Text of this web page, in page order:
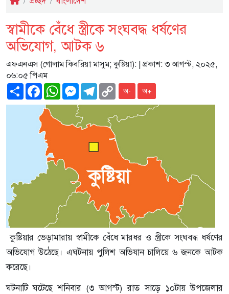
স্বামীকে বেঁধে স্ত্রীকে সংঘবদ্ধ ধর্ষণের
অভিযোগ, আটক ৬
এফএনএস (গোলাম কিবরিয়া মাসুম; কুষ্টিয়া): | প্রকাশ: ৩ আগস্ট, ২০২৫,
০৬:০৫ পিএম
ShareFacebookWhatsAppMessenger
Telegram
Copy
Link
অ- অ+
কুষ্টিয়ার ভেড়ামারায় স্বামীকে বেঁধে মারধর ও স্ত্রীকে সংঘবদ্ধ ধর্ষণের
অভিযোগ উঠেছে। এঘটনায় পুলিশ অভিযান চালিয়ে ৬ জনকে আটক
করেছে।
ঘটনাটি ঘটেছে শনিবার (৩ আগস্ট) রাত সাড়ে ১০টায় উপজেলার